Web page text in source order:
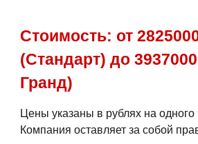
Стоимость: от
(Стандарт) до
Гранд)
Цены указаны в рублях на одного
Компания оставляет за собой